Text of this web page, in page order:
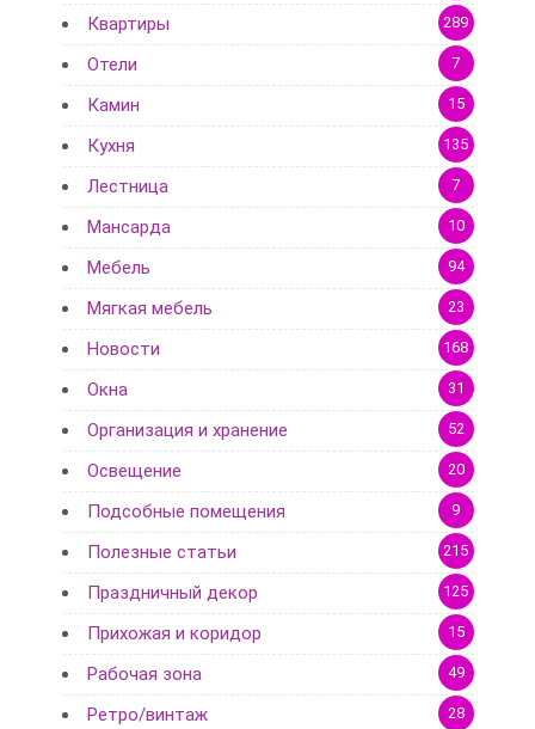
Квартиры 289
Отели 7
Камин 15
Кухня 135
Лестница 7
Мансарда 10
Мебель 94
Мягкая мебель 23
Новости 168
Окна 31
Организация и хранение 52
Освещение 20
Подсобные помещения 9
Полезные статьи 215
Праздничный декор 125
Прихожая и коридор 15
Рабочая зона 49
Ретро/винтаж 28